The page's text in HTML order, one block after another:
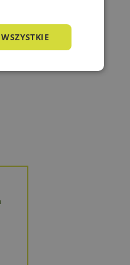
PHP. Jest
dla witryny, ale